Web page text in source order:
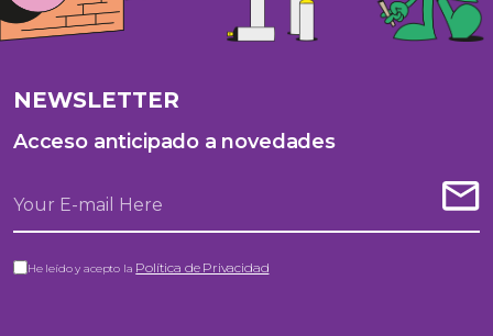
NEWSLETTER
Acceso anticipado a novedades
He leído y acepto la Política de Privacidad